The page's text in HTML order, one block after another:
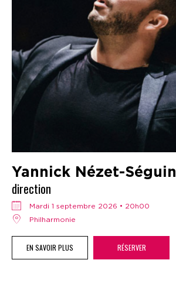
Yannick Nézet-Séguin
direction
mardi 1 septembre 2026 • 20h00
Philharmonie
EN SAVOIR PLUS RÉSERVER